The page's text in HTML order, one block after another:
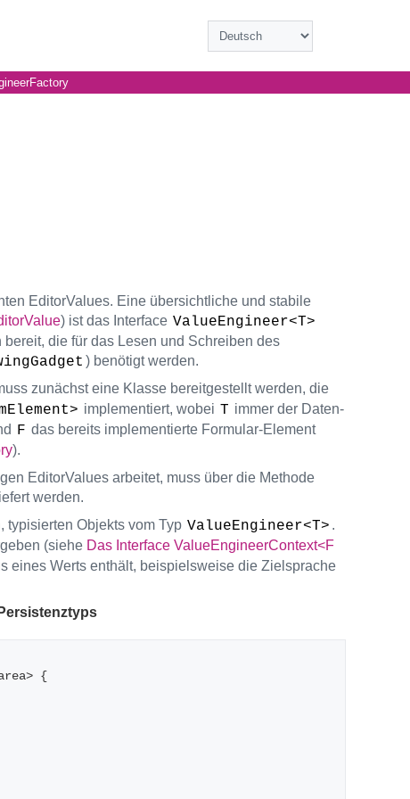
EditorValues. Eine übersichtliche und stabile
) ist das Interface ValueEngineer<T>
die für das Lesen und Schreiben des
) benötigt werden.
zunächst eine Klasse bereitgestellt werden, die
implementiert, wobei T immer der Daten-
F das bereits implementierte Formular-Element
).
EditorValues arbeitet, muss über die Methode
werden.
Objekts vom Typ ValueEngineer<T> .
(siehe Das Interface ValueEngineerContext<F
eines Werts enthält, beispielsweise die Zielsprache
{